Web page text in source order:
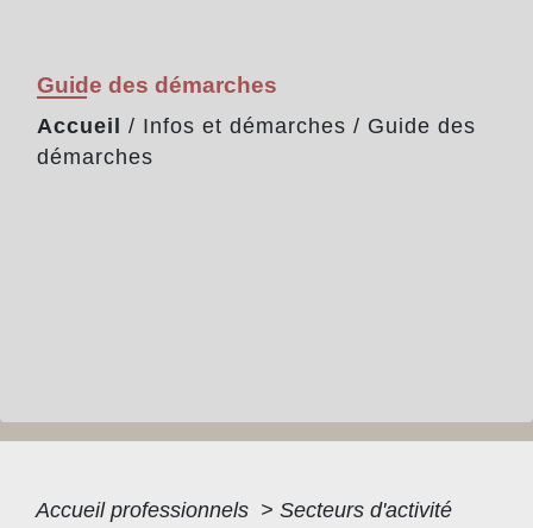
Guide des démarches
Accueil / Infos et démarches / Guide des
démarches
Accueil professionnels > Secteurs d'activité